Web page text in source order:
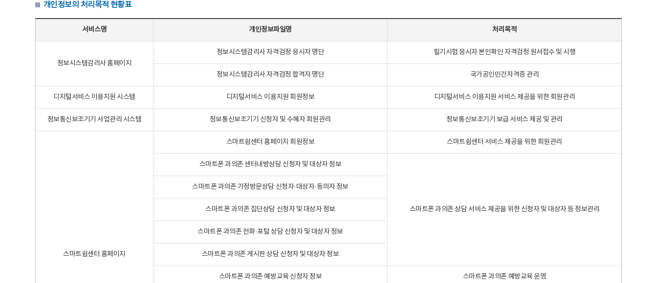
개인정보의 처리목적 현황표
서비스명 개인정보파일명 처리목적
정보시스템감리사 홈페이지
정보시스템감리사 자격검정 응시자 명단 필기시험 응시자 본인확인 자격검정 원서접수 및 시행
정보시스템감리사 자격검정 합격자 명단 국가공인민간자격증 관리
디지털서비스 이용지원 시스템 디지털서비스 이용지원 회원정보 디지털서비스 이용지원 서비스 제공을 위한 회원관리
정보통신보조기기 사업관리 시스템 정보통신보조기기 신청자 및 수혜자 회원관리 정보통신보조기기 보급 서비스 제공 및 관리
스마트쉼센터 홈페이지
스마트쉼센터 홈페이지 회원정보 스마트쉼센터 서비스 제공을 위한 회원관리
스마트폰 과의존 센터내방상담 신청자 및 대상자 정보
스마트폰 과의존 상담 서비스 제공을 위한 신청자 및 대상자 등 정보관리
스마트폰 과의존 가정방문상담 신청자·대상자·동의자 정보
스마트폰 과의존 집단상담 신청자 및 대상자 정보
스마트폰 과의존 전화·포털 상담 신청자 및 대상자 정보
스마트폰 과의존 게시판 상담 신청자 및 대상자 정보
스마트폰 과의존 예방교육 신청자 정보 스마트폰 과의존 예방교육 운영